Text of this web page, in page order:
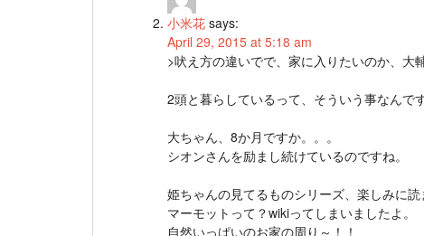
小米花 says:
April 29, 2015 at 5:18 am
>吠え方の違いでで、家に入りたいのか、大
2頭と暮らしているって、そういう事なんで
大ちゃん、8か月ですか。。。
シオンさんを励まし続けているのですね。
姫ちゃんの見てるものシリーズ、楽しみに読
マーモットって？wikiってしまいましたよ。
自然いっぱいのお家の周り～！！